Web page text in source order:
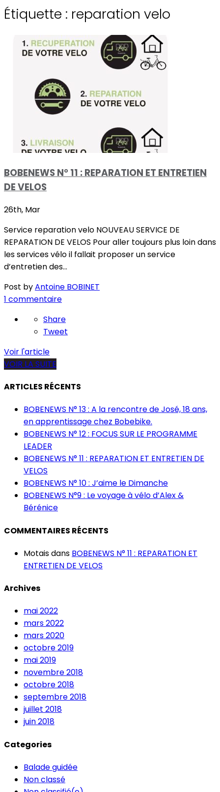
Étiquette : reparation velo
BOBENEWS N° 11 : REPARATION ET ENTRETIEN
DE VELOS
26th, Mar
Service reparation velo NOUVEAU SERVICE DE
REPARATION DE VELOS Pour aller toujours plus loin dans
les services vélo il fallait proposer un service
d’entretien des…
Post byAntoine BOBINET
1 commentaire
Share
Tweet
Voir l'article
VOIR LA SUITE
ARTICLES RÉCENTS
BOBENEWS N° 13 : A la rencontre de José, 18 ans,
en apprentissage chez Bobebike.
BOBENEWS N° 12 : FOCUS SUR LE PROGRAMME
LEADER
BOBENEWS N° 11 : REPARATION ET ENTRETIEN DE
VELOS
BOBENEWS N° 10 : J’aime le Dimanche
BOBENEWS N°9 : Le voyage à vélo d’Alex &
Bérénice
COMMENTAIRES RÉCENTS
Motaisdans BOBENEWS N° 11 : REPARATION ET
ENTRETIEN DE VELOS
Archives
mai 2022
mars 2022
mars 2020
octobre 2019
mai 2019
novembre 2018
octobre 2018
septembre 2018
juillet 2018
juin 2018
Categories
Balade guidée
Non classé